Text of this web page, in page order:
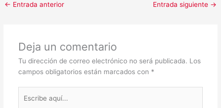
← Entrada anterior Entrada siguiente →
Deja un comentario
Tu dirección de correo electrónico no será publicada. Los
campos obligatorios están marcados con *
aquí...